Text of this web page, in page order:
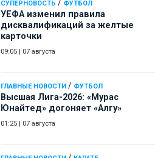
СУПЕРНОВОСТЬ / ФУТБОЛ
УЕФА изменил правила
дисквалификаций за желтые
карточки
09:05 07 августа
ГЛАВНЫЕ НОВОСТИ / ФУТБОЛ
Высшая Лига-2026: «Мурас
Юнайтед» догоняет «Алгу»
01:25 07 августа